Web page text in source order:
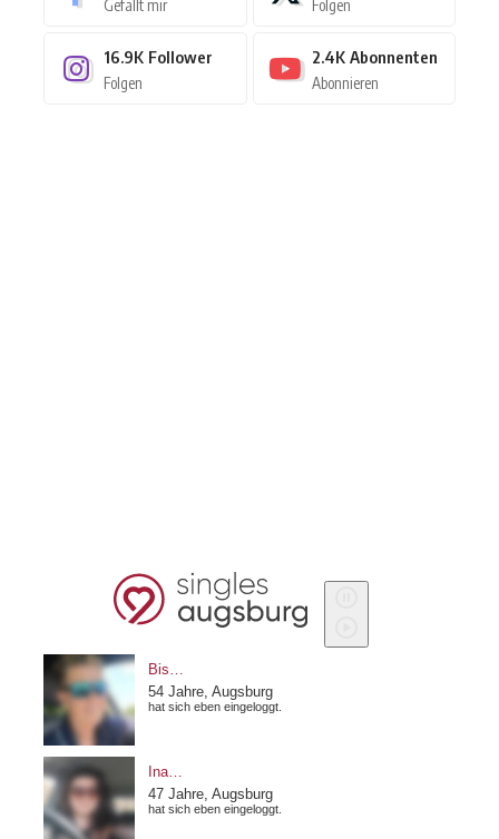
Gefällt mir Folgen
16.9K Follower
Folgen
2.4K Abonnenten
Abonnieren